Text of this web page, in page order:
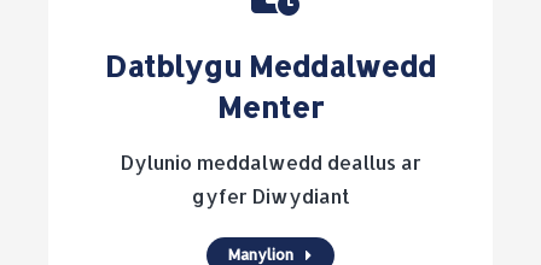
Datblygu Meddalwedd
Menter
Dylunio meddalwedd deallus ar
gyfer Diwydiant
Manylion